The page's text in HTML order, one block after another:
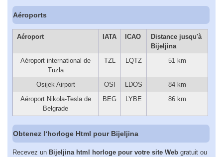
Aéroports
Aéroport IATA ICAO
Distance jusqu'à
Bijeljina
Aéroport international de
Tuzla
TZL LQTZ 51 km
Osijek Airport OSI LDOS
84 km
Aéroport Nikola-Tesla de
Belgrade
BEG LYBE 86 km
Obtenez l‘horloge Html pour Bijeljina
Recevez un Bijeljina html horloge pour votre site Web gratuit ou